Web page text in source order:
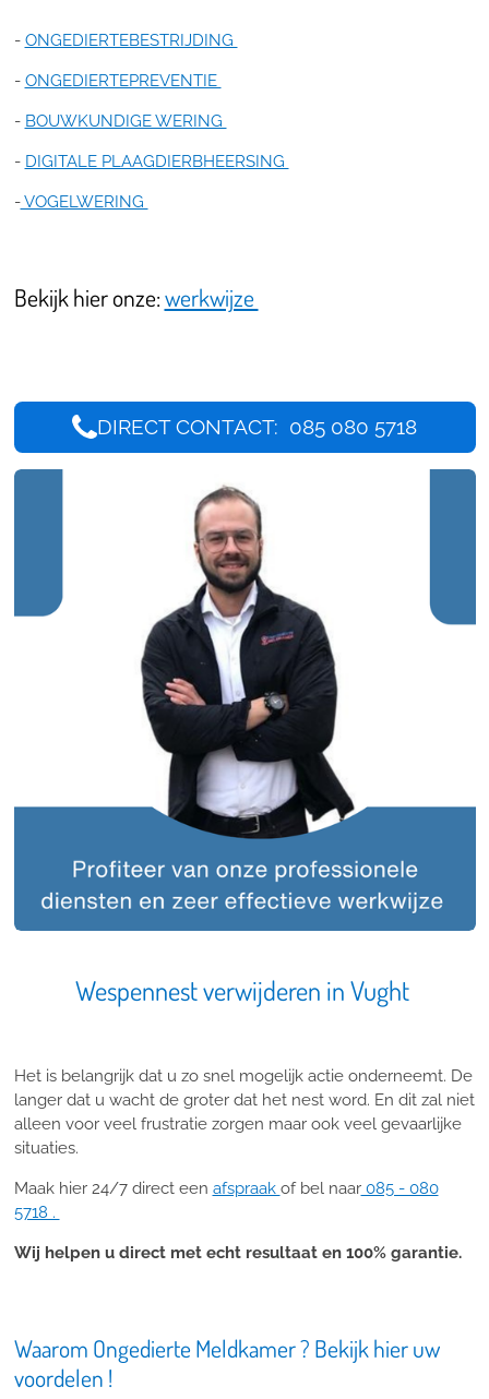
- ONGEDIERTEBESTRIJDING
- ONGEDIERTEPREVENTIE
- BOUWKUNDIGE WERING
- DIGITALE PLAAGDIERBHEERSING
-VOGELWERING
Bekijk hier onze:werkwijze
DIRECT CONTACT: 085 080 5718
Wespennest verwijderen in Vught
Het is belangrijk dat u zo snel mogelijk actie onderneemt. De
langer dat u wacht de groter dat het nest word. En dit zal niet
alleen voor veel frustratie zorgen maar ook veel gevaarlijke
situaties.
Maak hier 24/7 direct een afspraak of bel naar085 - 080
5718 .
Wij helpen u direct met echt resultaat en 100% garantie.
Waarom Ongedierte Meldkamer ? Bekijk hier uw
voordelen !